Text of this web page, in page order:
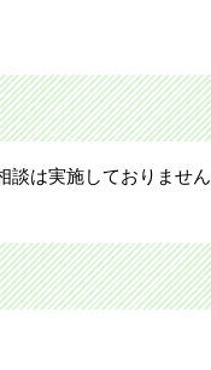
談は実施しておりません